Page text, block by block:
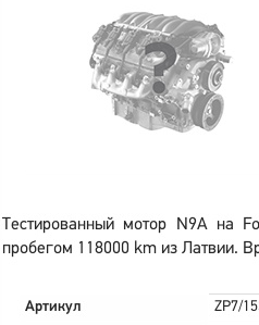
Тестированный мотор N9A на
пробегом 118000 km из Латвии.
Артикул
ZP7/